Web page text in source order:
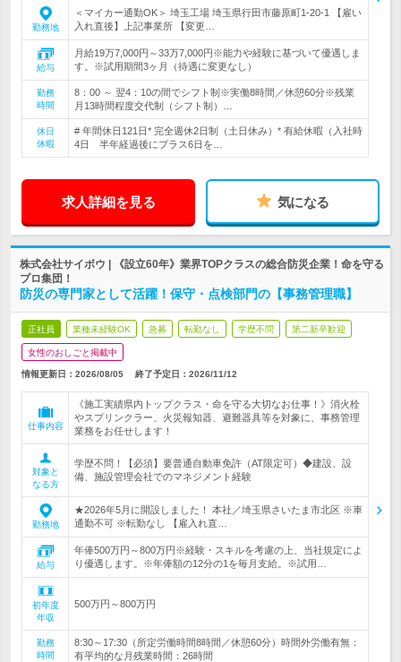
勤務地
＜マイカー通勤OK＞ 埼玉工場 埼玉県行田市藤原町1-20-1 【雇い
入れ直後】上記事業所 【変更…
給与
月給19万7,000円～33万7,000円※能力や経験に基づいて優遇しま
す。※試用期間3ヶ月（待遇に変更なし）
勤務
時間
8：00 ～ 翌4：10の間でシフト制※実働8時間／休憩60分※残業
月13時間程度交代制（シフト制）…
休日
休暇
# 年間休日121日* 完全週休2日制（土日休み）* 有給休暇（入社時
4日 半年経過後にプラス6日を…
求人詳細を見る 気になる
株式会社サイボウ | 《設立60年》業界TOPクラスの総合防災企業！命を守る
プロ集団！
防災の専門家として活躍！保守・点検部門の【事務管理職】
正社員 業種未経験OK 急募 転勤なし 学歴不問 第二新卒歓迎
女性のおしごと掲載中
情報更新日：2026/08/05 終了予定日： 2026/11/12
仕事内容
《施工実績県内トップクラス・命を守る大切なお仕事！》消火栓
やスプリンクラー、火災報知器、避難器具等を対象に、事務管理
業務をお任せします！
対象と
なる方
学歴不問！【必須】要普通自動車免許（AT限定可）◆建設、設
備、施設管理会社でのマネジメント経験
勤務地
★2026年5月に開設しました！ 本社／埼玉県さいたま市北区 ※車
通勤不可 ※転勤なし 【雇入れ直…
給与
年俸500万円～800万円※経験・スキルを考慮の上、当社規定によ
り優遇します。※年俸額の12分の1を毎月支給。※試用…
初年度
年収
500万円～800万円
勤務
時間
8:30～17:30（所定労働時間8時間／休憩60分）時間外労働有無：
有平均的な月残業時間：26時間